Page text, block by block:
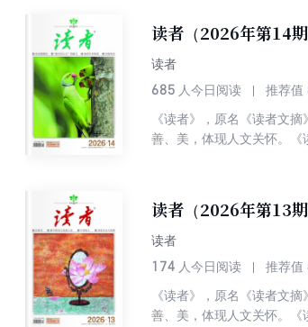
读者（2026年第14期
读者
685 人今日阅读 推荐值
《读者》，原名《读者文
善、美，体现人文关怀。《
快的阅读中陶冶情操、净化
读者（2026年第13期
读者
174 人今日阅读 推荐值
《读者》，原名《读者文
善、美，体现人文关怀。《